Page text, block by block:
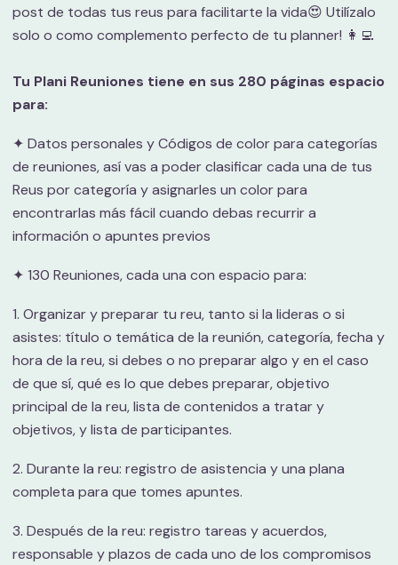
post de todas tus reus para facilitarte la vida😍 Utilízalo
solo o como complemento perfecto de tu planner! 👩‍💻
Tu Plani Reuniones tiene en sus 280 páginas espacio
para:
✦ Datos personales y Códigos de color para categorías
de reuniones, así vas a poder clasificar cada una de tus
Reus por categoría y asignarles un color para
encontrarlas más fácil cuando debas recurrir a
información o apuntes previos
✦ 130 Reuniones, cada una con espacio para:
1. Organizar y preparar tu reu, tanto si la lideras o si
asistes: título o temática de la reunión, categoría, fecha y
hora de la reu, si debes o no preparar algo y en el caso
de que sí, qué es lo que debes preparar, objetivo
principal de la reu, lista de contenidos a tratar y
objetivos, y lista de participantes.
2. Durante la reu: registro de asistencia y una plana
completa para que tomes apuntes.
3. Después de la reu: registro tareas y acuerdos,
responsable y plazos de cada uno de los compromisos